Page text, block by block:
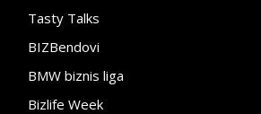
Tasty Talks
BIZBendovi
BMW biznis liga
Bizlife Week